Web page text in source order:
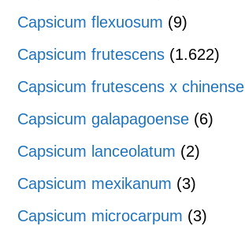
Capsicum flexuosum (9)
Capsicum frutescens (1.622)
Capsicum frutescens x chinense
Capsicum galapagoense (6)
Capsicum lanceolatum (2)
Capsicum mexikanum (3)
Capsicum microcarpum (3)